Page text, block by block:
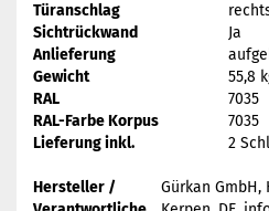
Türanschlag
Sichtrückwand
Ja
Anlieferung
Gewicht
55,8
RAL
7035
RAL-Farbe Korpus
7035
Lieferung inkl.
2
Hersteller /
Gürkan GmbH,